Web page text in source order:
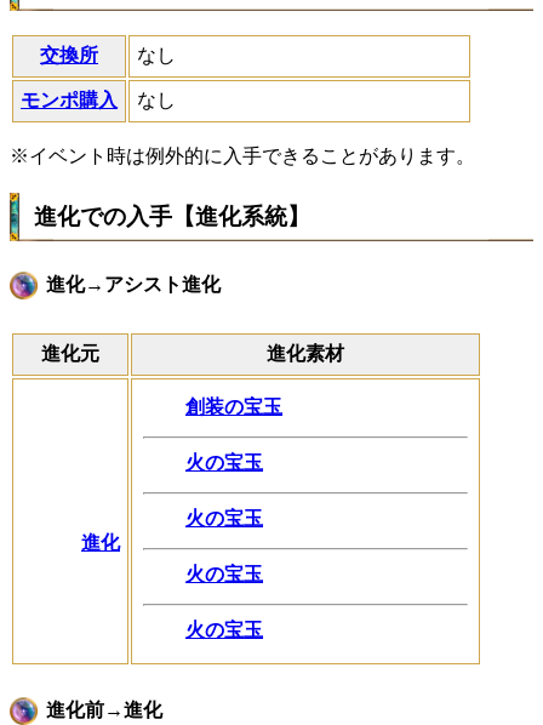
交換所 なし
モンポ購入 なし
※イベント時は例外的に入手できることがあります。
進化での入手【進化系統】
進化→アシスト進化
進化元 進化素材
進化
創装の宝玉
火の宝玉
火の宝玉
火の宝玉
火の宝玉
進化前→進化